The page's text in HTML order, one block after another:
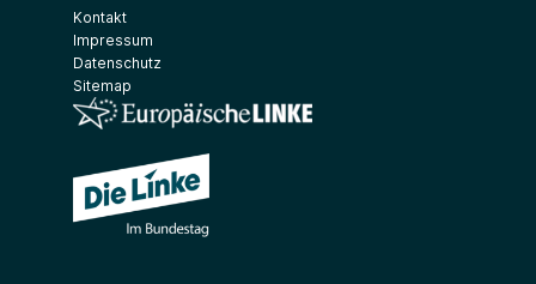
Kontakt
Impressum
Datenschutz
Sitemap
(Link öffnet ein neues Fenster)